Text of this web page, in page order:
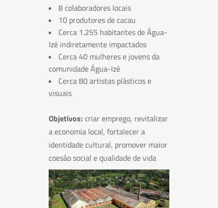
8 colaboradores locais
10 produtores de cacau
Cerca 1.255 habitantes de Água-
Izé indiretamente impactados
Cerca 40 mulheres e jovens da
comunidade Água-Izé
Cerca 80 artistas plásticos e
visuais
Objetivos:criar emprego, revitalizar
a economia local, fortalecer a
identidade cultural, promover maior
coesão social e qualidade de vida